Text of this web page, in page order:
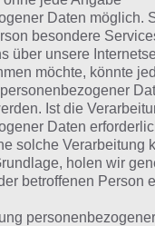
ist dabei nach den
Daten möglich.
besondere
über unsere
möchte, könnte
Ist die
Daten
solche Verarbeitung
holen wir
betroffenen Person